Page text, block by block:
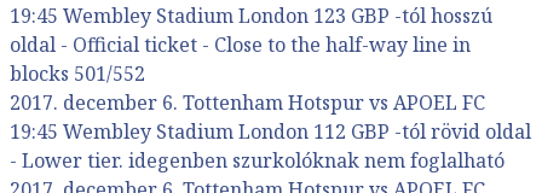
19:45 Wembley Stadium London 123 GBP -tól hosszú
oldal - Official ticket - Close to the half-way line in
blocks 501/552
2017. december 6. Tottenham Hotspur vs APOEL FC
19:45 Wembley Stadium London 112 GBP -tól rövid oldal
- Lower tier. idegenben szurkolóknak nem foglalható